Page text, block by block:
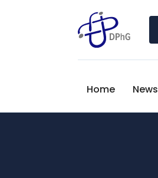
Home News